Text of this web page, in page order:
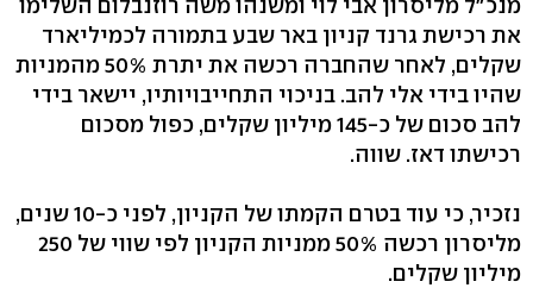
את רכישת גרנד קניון באר שבע בתמורה לכמיליארד
שקלים, לאחר שהחברה רכשה את יתרת 50% מהמניות
שהיו בידי אלי להב. בניכוי התחייבויותיו, יישאר בידי
להב סכום של כ-145 מיליון שקלים, כפול מסכום
רכישתו דאז. שווה.
נזכיר, כי עוד בטרם הקמתו של הקניון, לפני כ-10 שנים,
מליסרון רכשה 50% ממניות הקניון לפי שווי של 250
מיליון שקלים.